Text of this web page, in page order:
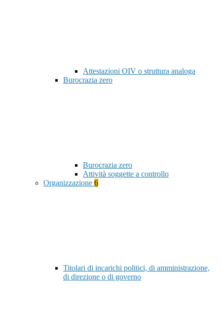
Attestazioni OIV o struttura analoga
Burocrazia zero
Burocrazia zero
Attività soggette a controllo
Organizzazione 6
Titolari di incarichi politici, di amministrazione,
di direzione o di governo